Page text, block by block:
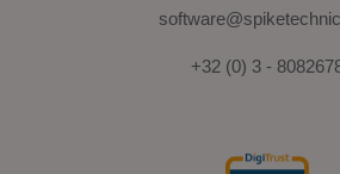
+32 (0) 3 -